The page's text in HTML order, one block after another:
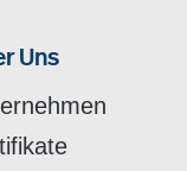
Uns